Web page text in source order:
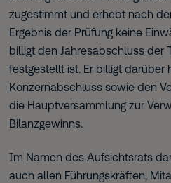
zugestimmt und erhebt nach
Ergebnis der Prüfung keine
billigt den Jahresabschluss der
festgestellt ist. Er billigt darüber
Konzernabschluss sowie den
die Hauptversammlung zur
Bilanzgewinns.
Im Namen des Aufsichtsrats
auch allen Führungskräften,